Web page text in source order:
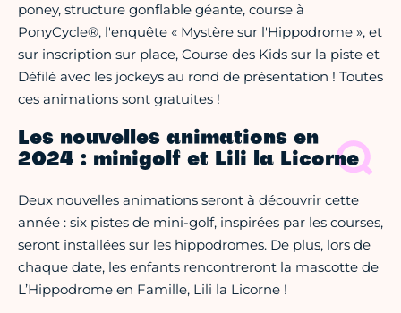
poney, structure gonflable géante, course à
PonyCycle®, l'enquête « Mystère sur l'Hippodrome », et
sur inscription sur place, Course des Kids sur la piste et
Défilé avec les jockeys au rond de présentation ! Toutes
ces animations sont gratuites !
Les nouvelles animations en
2024 : minigolf et Lili la Licorne
Deux nouvelles animations seront à découvrir cette
année : six pistes de mini-golf, inspirées par les courses,
seront installées sur les hippodromes. De plus, lors de
chaque date, les enfants rencontreront la mascotte de
L’Hippodrome en Famille, Lili la Licorne !